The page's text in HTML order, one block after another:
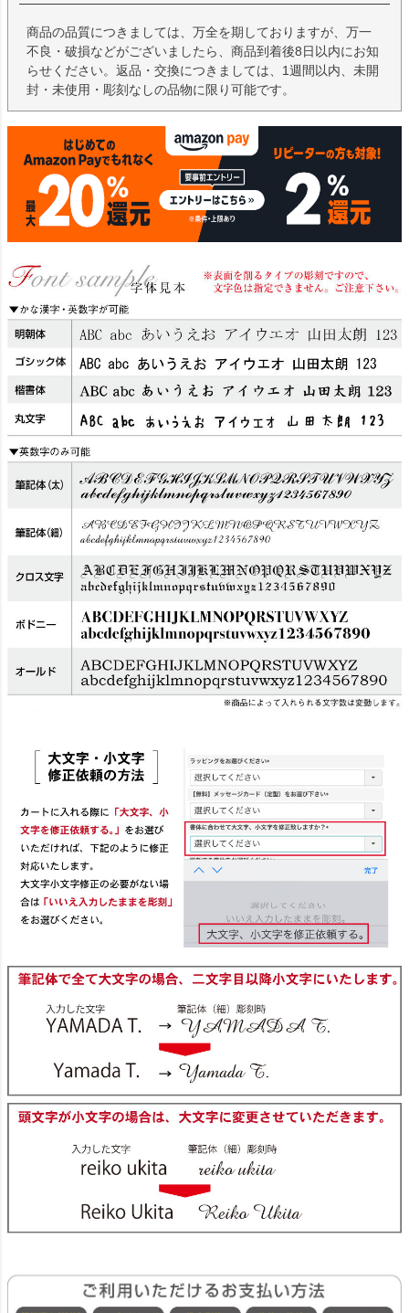
商品の品質につきましては、万全を期しておりますが、万一
不良・破損などがございましたら、商品到着後8日以内にお知
らせください。返品・交換につきましては、1週間以内、未開
封・未使用・彫刻なしの品物に限り可能です。